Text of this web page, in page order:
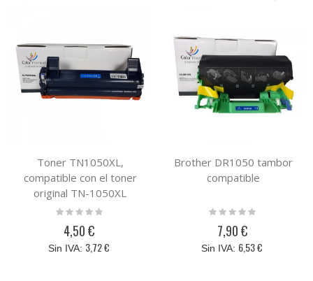
Toner TN1050XL,
compatible con el toner
original TN-1050XL
Rating:
4,50 €
3,72 €
Brother DR1050 tambor
compatible
Rating:
7,90 €
6,53 €